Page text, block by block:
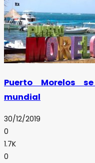
Puerto Morelos
mundial
30/12/2019
0
1.7K
0